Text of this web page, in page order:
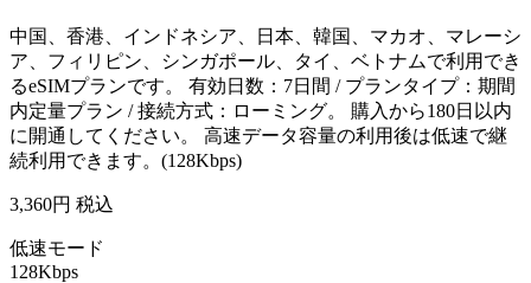
中国、香港、インドネシア、日本、韓国、マカオ、マレーシ
ア、フィリピン、シンガポール、タイ、ベトナムで利用でき
るeSIMプランです。 有効日数：7日間 / プランタイプ：期間
内定量プラン / 接続方式：ローミング。 購入から180日以内
に開通してください。 高速データ容量の利用後は低速で継
続利用できます。(128Kbps)
3,360円 税込
低速モード
128Kbps